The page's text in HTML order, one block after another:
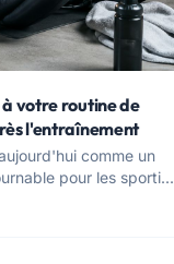
votre routine de
l'entraînement
comme un
pour les sporti...